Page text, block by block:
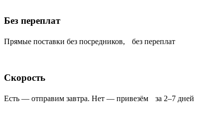
Без переплат
Прямые поставки без посредников, без переплат
Скорость
Есть — отправим завтра. Нет — привезём за 2–7 дней